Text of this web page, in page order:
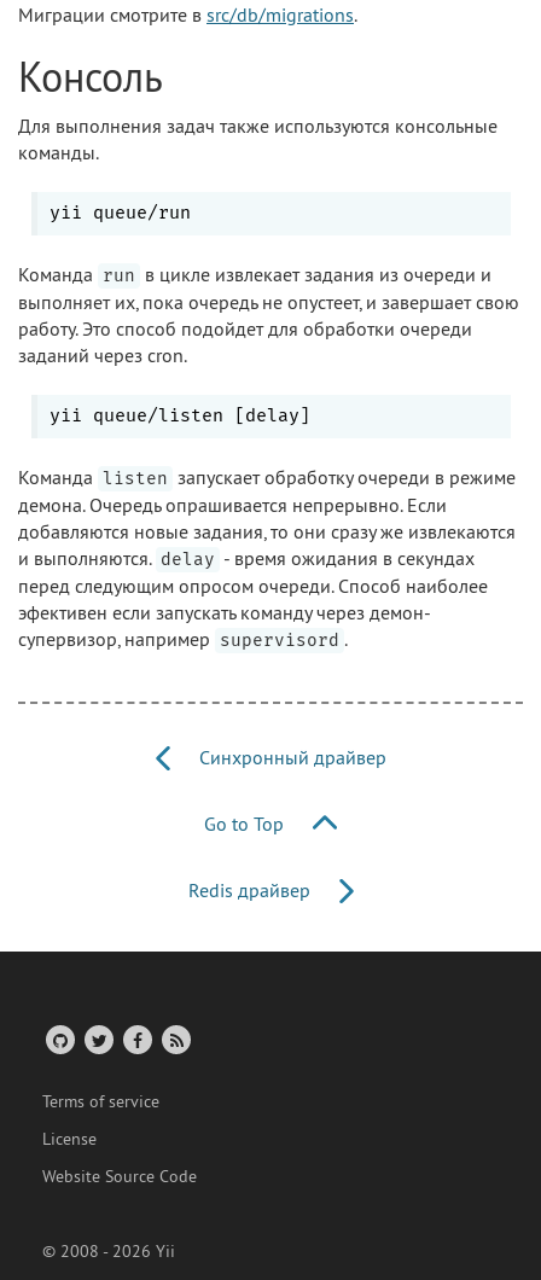
Миграции смотрите в src/db/migrations.
Консоль
Для выполнения задач также используются консольные
команды.
Команда run в цикле извлекает задания из очереди и
выполняет их, пока очередь не опустеет, и завершает свою
работу. Это способ подойдет для обработки очереди
заданий через cron.
Команда listen запускает обработку очереди в режиме
демона. Очередь опрашивается непрерывно. Если
добавляются новые задания, то они сразу же извлекаются
и выполняются. delay - время ожидания в секундах
перед следующим опросом очереди. Способ наиболее
эфективен если запускать команду через демон-
супервизор, например supervisord .
Синхронный драйвер
Go to Top
Redis драйвер
Terms of service
License
Website Source Code
© 2008 - 2026 Yii